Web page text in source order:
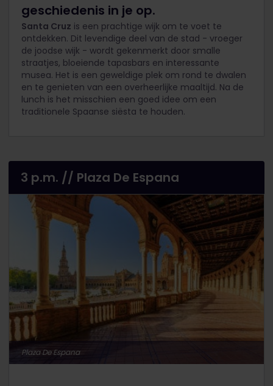
geschiedenis in je op.
Santa Cruz is een prachtige wijk om te voet te
ontdekken. Dit levendige deel van de stad - vroeger
de joodse wijk - wordt gekenmerkt door smalle
straatjes, bloeiende tapasbars en interessante
musea. Het is een geweldige plek om rond te dwalen
en te genieten van een overheerlijke maaltijd. Na de
lunch is het misschien een goed idee om een
traditionele Spaanse siësta te houden.
3 p.m. // Plaza De Espana
Plaza De Espana